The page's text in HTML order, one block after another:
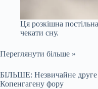
Ця розкішна
чекати сну.
Переглянути більше »
БІЛЬШЕ: Незвичайне друге
Копенгагену фору